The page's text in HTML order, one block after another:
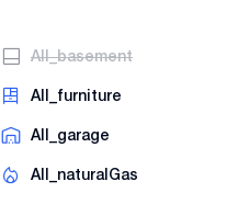
AII_basement
AII_furniture
AII_garage
AII_naturalGas